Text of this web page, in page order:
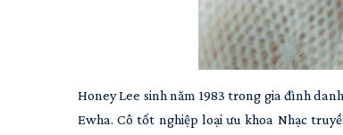
Honey Lee sinh năm 1983 trong gia đình
Ewha. Cô tốt nghiệp loại ưu khoa Nhạc